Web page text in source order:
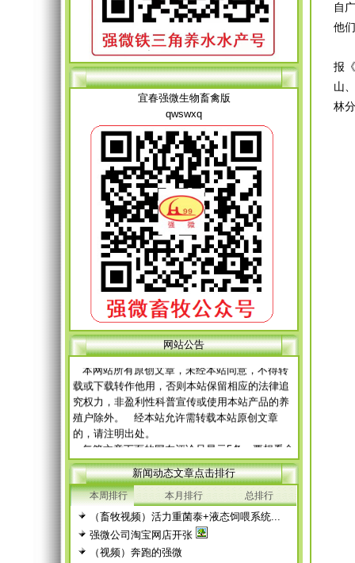
宜春强微生物畜禽版
qwswxq
网站公告
网 站 申 明
本网站所有原创文章，未经本站同意，不得转
究权力，非盈利性科普宣传或使用本站产品的养
殖户除外。 经本站允许需转载本站原创文章
的，请注明出处。
每篇文章下面的网友评论只显示5条，要想看全
部评论，请点击网友评论框右上角的“更多”
徨耧豚蝽-桎梓羼觇?觐眈箅圉梃
徨耧豚蝽-桎梓羼觇?觐眈箅圉梃
新闻动态文章点击排行
本周排行 本月排行 总排行
（畜牧视频）活力重菌泰+液态饲喂系统...
强微公司淘宝网店开张
（视频）奔跑的强微
自
他
报
山
林